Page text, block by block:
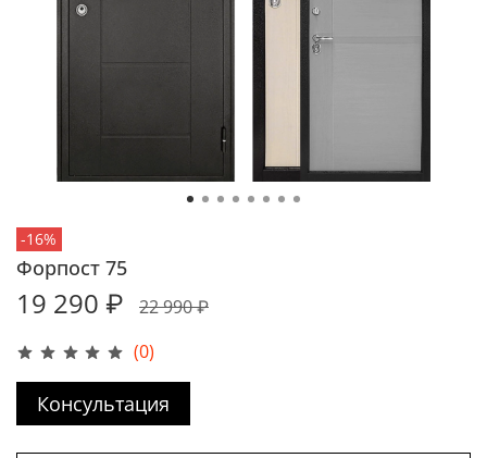
-16%
(0)
Форпост 75
19 290 ₽ 22 990 ₽
Консультация